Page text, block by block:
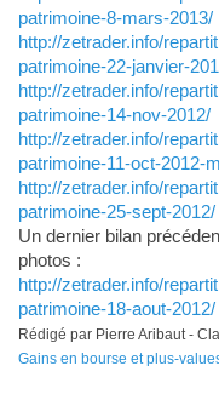
patrimoine-8-mars-2013/
http://zetrader.info/
patrimoine-22-janvier-
http://zetrader.info/
patrimoine-14-nov-2012/
http://zetrader.info/
patrimoine-11-oct-2012-
http://zetrader.info/
patrimoine-25-sept-2012/
Un dernier bilan
photos :
http://zetrader.info/
patrimoine-18-aout-2012/
Rédigé par Pierre Aribaut -
Gains en bourse et plus-